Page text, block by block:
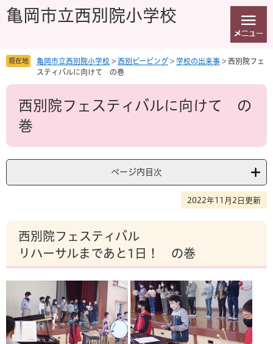
先
を
へ
亀岡市立西別院小学校
現在地 亀岡市立西別院小学校 > 西別ピーピング > 学校の出来事 > 西別院フェ
スティバルに向けて の巻
本
西別院フェスティバルに向けて の
巻
ページ内目次
2022年11月2日更新
西別院フェスティバル
リハーサルまであと1日！ の巻